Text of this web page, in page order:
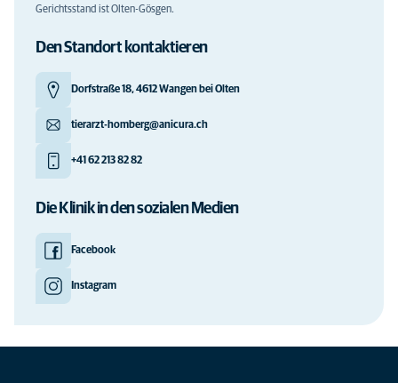
Gerichtsstand ist Olten-Gösgen.
Den Standort kontaktieren
Dorfstraße 18, 4612 Wangen bei Olten
tierarzt-homberg@anicura.ch
+41 62 213 82 82
Die Klinik in den sozialen Medien
Facebook
Instagram